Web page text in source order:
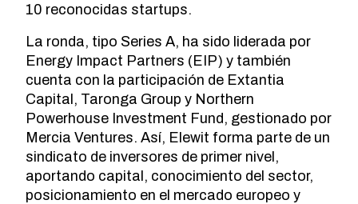
10 reconocidas startups.
La ronda, tipo Series A, ha sido liderada por
Energy Impact Partners (EIP) y también
cuenta con la participación de Extantia
Capital, Taronga Group y Northern
Powerhouse Investment Fund, gestionado por
Mercia Ventures. Así, Elewit forma parte de un
sindicato de inversores de primer nivel,
aportando capital, conocimiento del sector,
posicionamiento en el mercado europeo y